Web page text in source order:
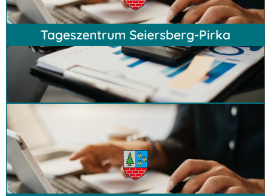
Tageszentrum Seiersberg-Pirka
Hier klicken
Hier klicken